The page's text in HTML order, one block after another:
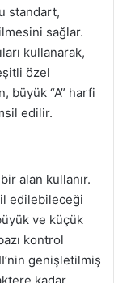
standart,
sağlar.
kullanarak,
özel
büyük “A” harfi
edilir.
alan kullanır.
edilebileceği
ve küçük
kontrol
genişletilmiş
kadar